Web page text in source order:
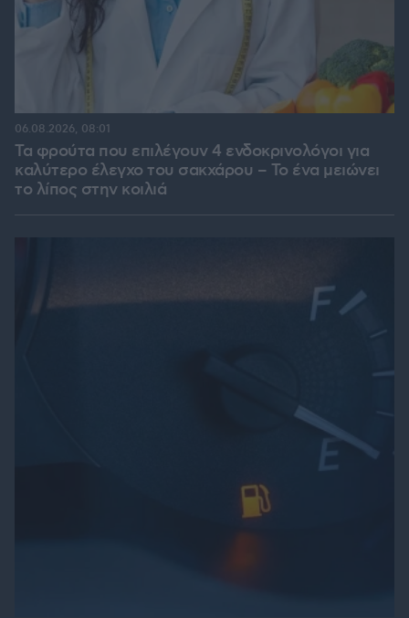
Τα φρούτα που επιλέγουν 4 ενδοκρινολόγοι για
καλύτερο έλεγχο του σακχάρου – Το ένα μειώνει
το λίπος στην κοιλιά
06.08.2026, 08:01